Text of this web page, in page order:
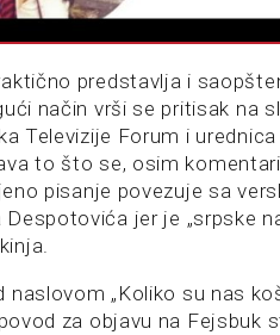
predstavlja i
način vrši se pritisak na
Televizije Forum i
to što se, osim
pisanje povezuje sa
Despotovića jer je „srpske
naslovom „Koliko su nas
za objavu na Fejsbuk